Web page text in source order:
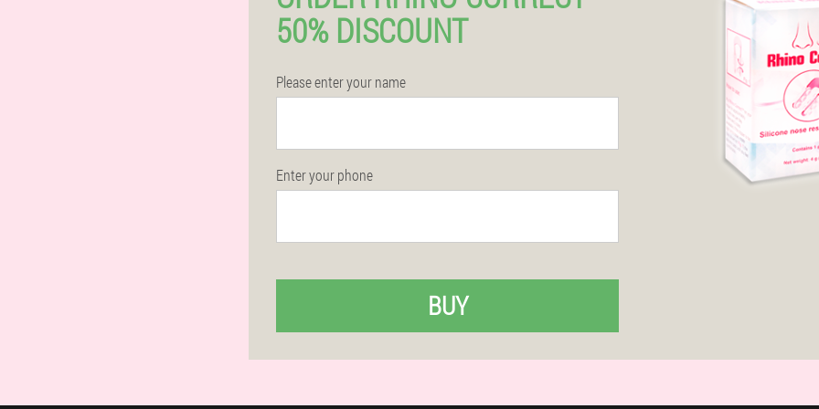
50% DISCOUNT
Please enter your name
Enter your phone
BUY